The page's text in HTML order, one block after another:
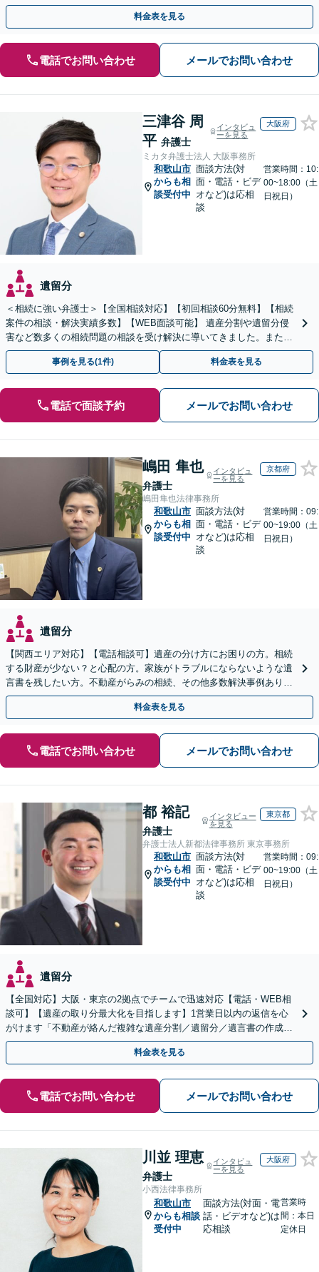
目指します【初回相談30分無料】【和歌山市駅５分】
料金表を見る
電話でお問い合わせ メールでお問い合わせ
三津谷 周
平 弁護士
インタビュ
ーを見る
大阪府
ミカタ弁護士法人 大阪事務所
和歌山市
からも相
談受付中
面談方法(対
面・電話・ビデ
オなど)は応相
談
営業時間：10:
00~18:00（土
日祝日）
遺留分
＜相続に強い弁護士＞【全国相談対応】【初回相談60分無料】【相続
案件の相談・解決実績多数】【WEB面談可能】 遺産分割や遺留分侵
害など数多くの相続問題の相談を受け解決に導いてきました。また、
過去に１００件超の遺言作成のお手伝いをしました。
事例を見る(1件) 料金表を見る
電話で面談予約 メールでお問い合わせ
嶋田 隼也
弁護士
インタビュ
ーを見る
京都府
嶋田隼也法律事務所
和歌山市
からも相
談受付中
面談方法(対
面・電話・ビデ
オなど)は応相
談
営業時間：09:
00~19:00（土
日祝日）
遺留分
【関西エリア対応】【電話相談可】遺産の分け方にお困りの方。相続
する財産が少ない？と心配の方。家族がトラブルにならないような遺
言書を残したい方。不動産がらみの相続、その他多数解決事例あり。
親身に対応します【夜間・休日面談】【初回相談無料】
料金表を見る
電話でお問い合わせ メールでお問い合わせ
都 裕記
弁護士
インタビュー
を見る
東京都
弁護士法人新都法律事務所 東京事務所
和歌山市
からも相
談受付中
面談方法(対
面・電話・ビデ
オなど)は応相
談
営業時間：09:
00~19:00（土
日祝日）
遺留分
【全国対応】大阪・東京の2拠点でチームで迅速対応【電話・WEB相
談可】【遺産の取り分最大化を目指します】1営業日以内の返信を心
がけます「不動産が絡んだ複雑な遺産分割／遺留分／遺言書の作成・
執行／事業承継など、お任せください」【休日相談あり】
料金表を見る
電話でお問い合わせ メールでお問い合わせ
川並 理恵
弁護士
インタビュ
ーを見る
大阪府
小西法律事務所
和歌山市
からも相談
受付中
面談方法(対面・電
話・ビデオなど)は
応相談
営業時
間：本日
定休日